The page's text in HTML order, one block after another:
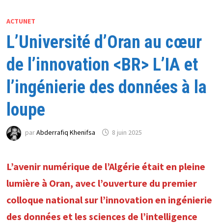
ACTUNET
L’Université d’Oran au cœur
de l’innovation <BR> L’IA et
l’ingénierie des données à la
loupe
parAbderrafiq Khenifsa 8 juin 2025
L’avenir numérique de l’Algérie était en pleine
lumière à Oran, avec l’ouverture du premier
colloque national sur l’innovation en ingénierie
des données et les sciences de l’intelligence